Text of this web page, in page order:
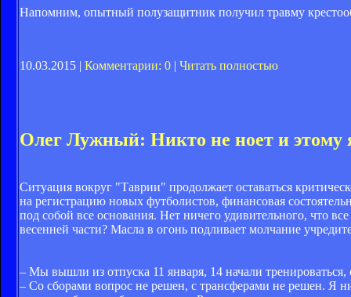
Напомним, опытный полузащитник получил травму
10.03.2015 | Комментарии: 0 | Читать полностью
Олег Лужный: Никто не ноет и этому
Ситуация вокруг "Таврии" продолжает оставаться
на регистрацию новых футболистов, финансовая
под собой все основания. Нет ничего удивительного, что
весенней части? Масла в огонь подливает молчание
– Мы вышли из отпуска 11 января, 14 начали
– Со сборами вопрос не решен, с трансферами не решен. Я